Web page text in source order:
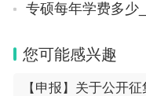
专硕每年学费多少_
您可能感兴趣
【申报】关于公开